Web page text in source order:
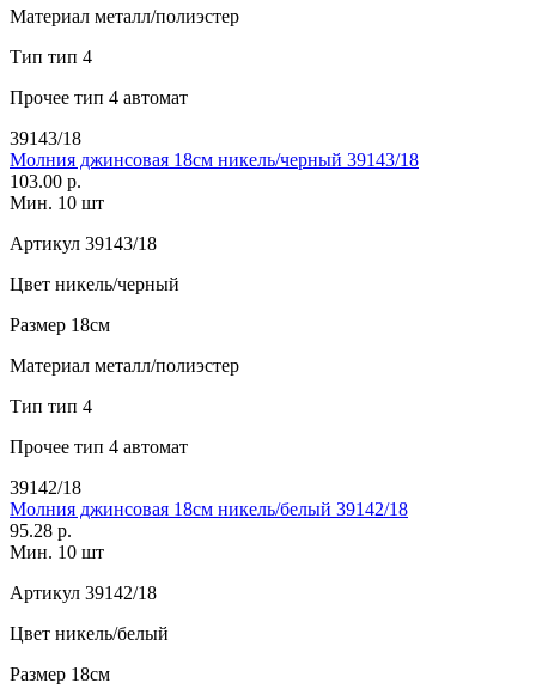
Материал металл/полиэстер
Тип тип 4
Прочее тип 4 автомат
39143/18
Молния джинсовая 18см никель/черный 39143/18
103.00 р.
Мин. 10 шт
Артикул 39143/18
Цвет никель/черный
Размер 18см
Материал металл/полиэстер
Тип тип 4
Прочее тип 4 автомат
39142/18
Молния джинсовая 18см никель/белый 39142/18
95.28 р.
Мин. 10 шт
Артикул 39142/18
Цвет никель/белый
Размер 18см